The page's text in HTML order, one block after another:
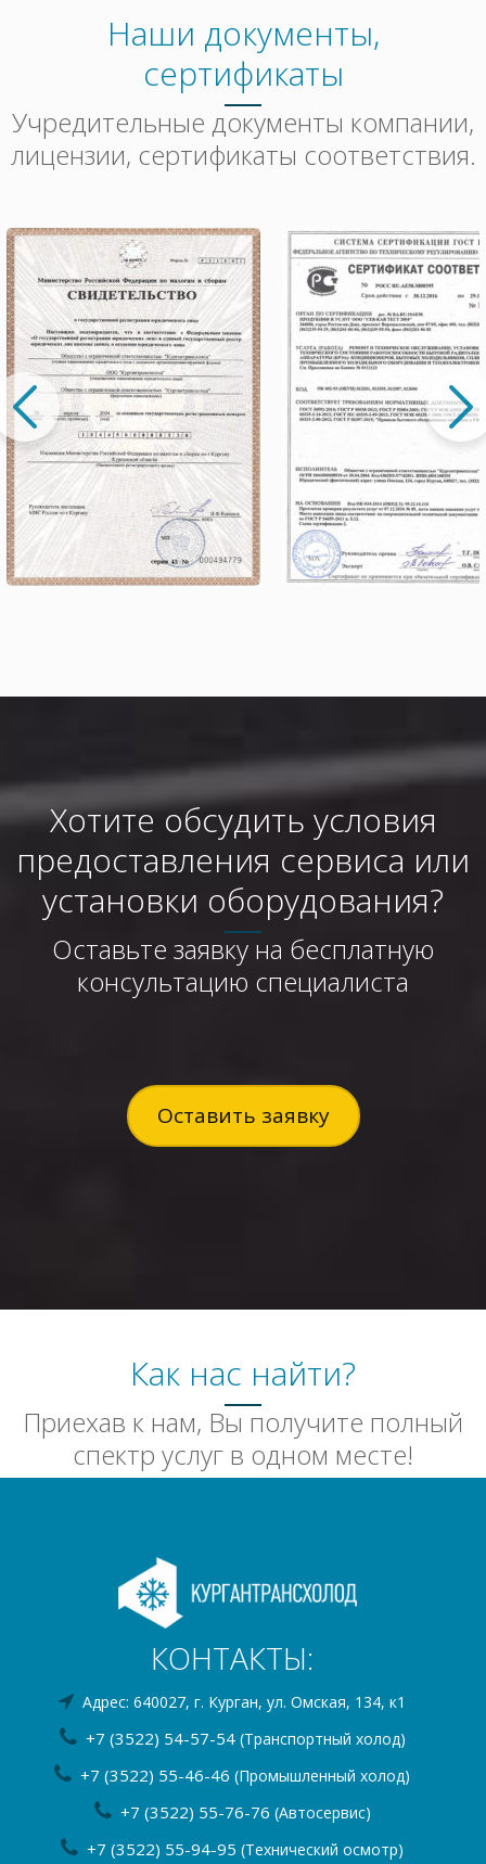
Наши документы,
сертификаты
Учредительные документы компании,
лицензии, сертификаты соответствия.
Хотите обсудить условия
предоставления сервиса или
установки оборудования?
Оставьте заявку на бесплатную
консультацию специалиста
Оставить заявку
Как нас найти?
Приехав к нам, Вы получите полный
спектр услуг в одном месте!
КОНТАКТЫ:
Адрес: 640027, г. Курган, ул. Омская, 134, к1
+7 (3522) 54-57-54(Транспортный холод)
+7 (3522) 55-46-46 (Промышленный холод)
+7 (3522) 55-76-76 (Автосервис)
+7 (3522) 55-94-95 (Технический осмотр)